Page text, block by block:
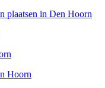
plaatsen in Den Hoorn
Hoorn